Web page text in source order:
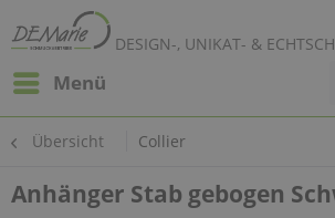
DESIGN-, UNIKAT- &
Menü
Übersicht Collier
Anhänger Stab gebogen